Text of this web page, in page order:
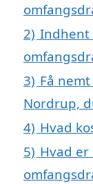
2) Indhent
3) Få
Nordrup,
4) Hvad
5) Hvad